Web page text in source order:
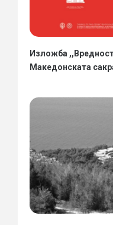
Изложба
Македонската